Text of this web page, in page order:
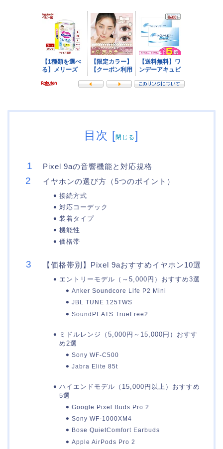
目次 [閉じる]
Pixel 9aの音響機能と対応規格
イヤホンの選び方（5つのポイント）
接続方式
対応コーデック
装着タイプ
機能性
価格帯
【価格帯別】Pixel 9aおすすめイヤホン10選
エントリーモデル（～5,000円）おすすめ3選
Anker Soundcore Life P2 Mini
JBL TUNE 125TWS
SoundPEATS TrueFree2
ミドルレンジ（5,000円～15,000円）おすす
め2選
Sony WF-C500
Jabra Elite 85t
ハイエンドモデル（15,000円以上）おすすめ
5選
Google Pixel Buds Pro 2
Sony WF-1000XM4
Bose QuietComfort Earbuds
Apple AirPods Pro 2